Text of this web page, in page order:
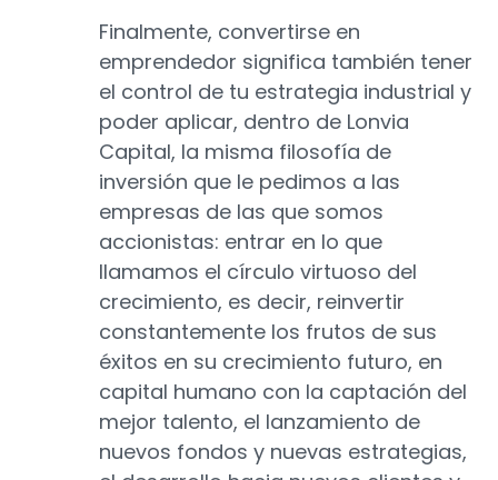
Finalmente, convertirse en
emprendedor significa también tener
el control de tu estrategia industrial y
poder aplicar, dentro de Lonvia
Capital, la misma filosofía de
inversión que le pedimos a las
empresas de las que somos
accionistas: entrar en lo que
llamamos el círculo virtuoso del
crecimiento, es decir, reinvertir
constantemente los frutos de sus
éxitos en su crecimiento futuro, en
capital humano con la captación del
mejor talento, el lanzamiento de
nuevos fondos y nuevas estrategias,